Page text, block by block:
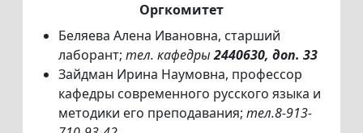
Оргкомитет
Беляева Алена Ивановна, старший
лаборант; тел. кафедры2440630, доп. 33
Зайдман Ирина Наумовна, профессор
кафедры современного русского языка и
методики его преподавания; тел.8-913-